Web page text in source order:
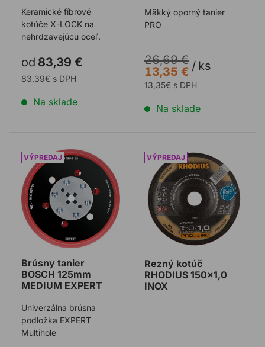
Keramické fíbrové
kotúče X-LOCK na
nehrdzavejúcu oceľ.
od 83,39 €
83,39€ s DPH
Na sklade
Mäkký oporný tanier
PRO
26,69 €
13,35 € / ks
13,35€ s DPH
Na sklade
Brúsny tanier BOSCH 125mm MEDIUM EXPERT
Brúsny tanier
BOSCH 125mm
MEDIUM EXPERT
Univerzálna brúsna
podložka EXPERT
Multihole
Rezný kotúč RHODIUS
Rezný kotúč
RHODIUS 150x1,0
INOX